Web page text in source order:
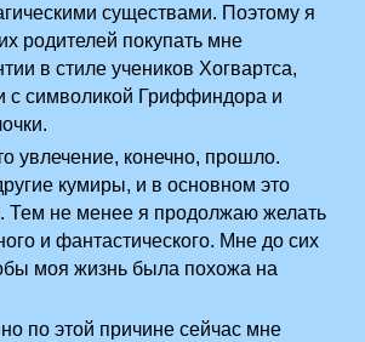
существами. Поэтому я
родителей покупать мне
в стиле учеников Хогвартса,
с символикой Гриффиндора и
увлечение, конечно, прошло.
кумиры, и в основном это
Тем не менее я продолжаю желать
и фантастического. Мне до сих
моя жизнь была похожа на
по этой причине сейчас мне